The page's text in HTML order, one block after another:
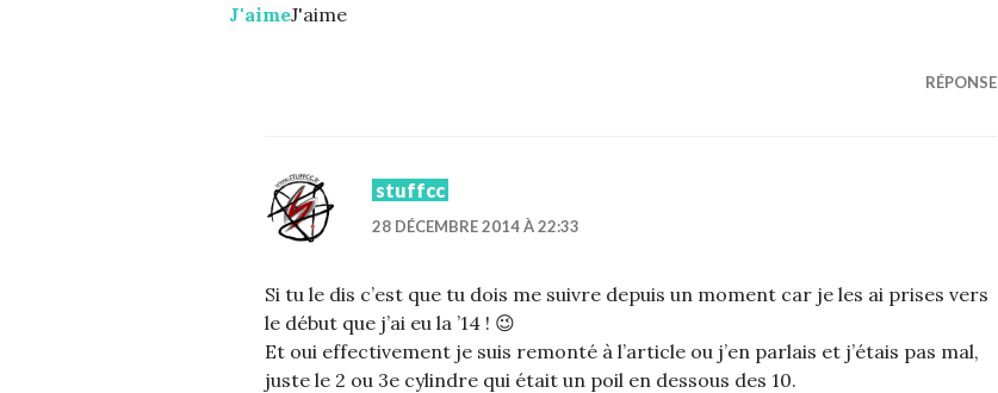
J'aimeJ'aime
RÉPONSE
stuffcc
28 DÉCEMBRE 2014 À 22:33
Si tu le dis c’est que tu dois me suivre depuis un moment car je les ai prises vers
le début que j’ai eu la ’14 ! 😉
Et oui effectivement je suis remonté à l’article ou j’en parlais et j’étais pas mal,
juste le 2 ou 3e cylindre qui était un poil en dessous des 10.